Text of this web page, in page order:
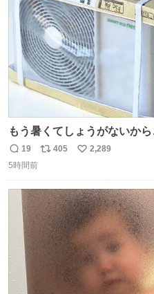
もう暑くてしょうがないか
のミニチュア」 でも見ていっ
返
信
19
リ
ト
数
405
い
数
2,289
5時間前